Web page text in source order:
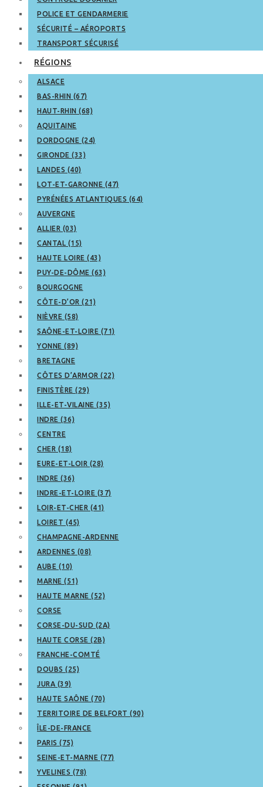
POLICE ET GENDARMERIE
SÉCURITÉ – AÉROPORTS
TRANSPORT SÉCURISÉ
RÉGIONS
ALSACE
BAS-RHIN (67)
HAUT-RHIN (68)
AQUITAINE
DORDOGNE (24)
GIRONDE (33)
LANDES (40)
LOT-ET-GARONNE (47)
PYRÉNÉES ATLANTIQUES (64)
AUVERGNE
ALLIER (03)
CANTAL (15)
HAUTE LOIRE (43)
PUY-DE-DÔME (63)
BOURGOGNE
CÔTE-D’OR (21)
NIÈVRE (58)
SAÔNE-ET-LOIRE (71)
YONNE (89)
BRETAGNE
CÔTES D’ARMOR (22)
FINISTÈRE (29)
ILLE-ET-VILAINE (35)
INDRE (36)
CENTRE
CHER (18)
EURE-ET-LOIR (28)
INDRE (36)
INDRE-ET-LOIRE (37)
LOIR-ET-CHER (41)
LOIRET (45)
CHAMPAGNE-ARDENNE
ARDENNES (08)
AUBE (10)
MARNE (51)
HAUTE MARNE (52)
CORSE
CORSE-DU-SUD (2A)
HAUTE CORSE (2B)
FRANCHE-COMTÉ
DOUBS (25)
JURA (39)
HAUTE SAÔNE (70)
TERRITOIRE DE BELFORT (90)
ÎLE-DE-FRANCE
PARIS (75)
SEINE-ET-MARNE (77)
YVELINES (78)